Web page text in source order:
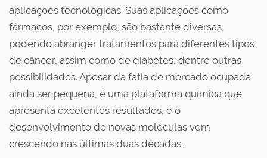
aplicações tecnológicas. Suas aplicações como
fármacos, por exemplo, são bastante diversas,
podendo abranger tratamentos para diferentes tipos
de câncer, assim como de diabetes, dentre outras
possibilidades. Apesar da fatia de mercado ocupada
ainda ser pequena, é uma plataforma química que
apresenta excelentes resultados, e o
desenvolvimento de novas moléculas vem
crescendo nas últimas duas décadas.